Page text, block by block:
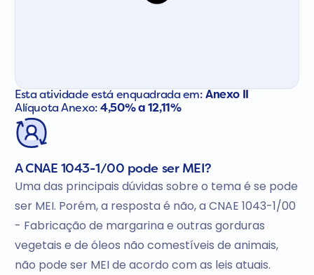
Esta atividade está enquadrada em:Anexo II
Alíquota Anexo:4,50% a 12,11%
A CNAE 1043-1/00 pode ser MEI?
Uma das principais dúvidas sobre o tema é se pode
ser MEI. Porém, a resposta é não, a CNAE 1043-1/00
- Fabricação de margarina e outras gorduras
vegetais e de óleos não comestíveis de animais,
não pode ser MEI de acordo com as leis atuais.